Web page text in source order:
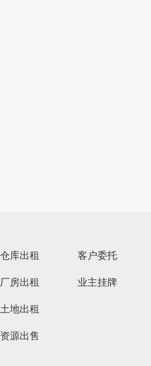
仓库出租
厂房出租
土地出租
资源出售
客户委托
业主挂牌